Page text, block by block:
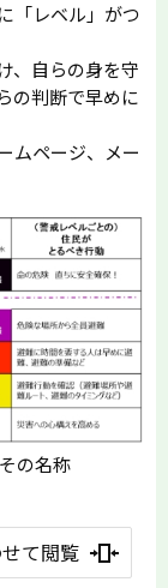
「レベル」がつ
、自らの身を守
の判断で早めに
ムページ、メー
の名称
て閲覧